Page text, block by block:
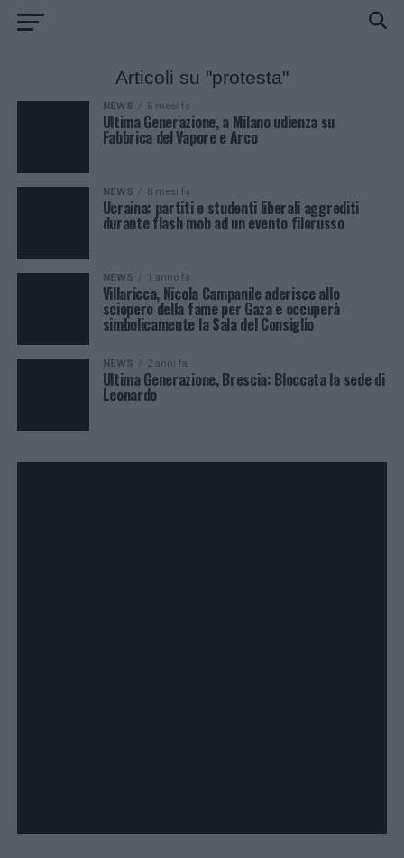
Articoli su "protesta"
NEWS 5 mesi fa
Ultima Generazione, a Milano udienza su
Fabbrica del Vapore e Arco
NEWS 8 mesi fa
Ucraina: partiti e studenti liberali aggrediti
durante flash mob ad un evento filorusso
NEWS 1 anno fa
Villaricca, Nicola Campanile aderisce allo
sciopero della fame per Gaza e occuperà
simbolicamente la Sala del Consiglio
NEWS 2 anni fa
Ultima Generazione, Brescia: Bloccata la sede di
Leonardo